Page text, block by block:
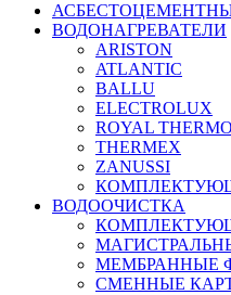
ВОДОНАГРЕВАТЕЛИ
ARISTON
ATLANTIC
BALLU
ELECTROLUX
ROYAL THERMO
THERMEX
ZANUSSI
ВОДООЧИСТКА
МЕМБРАННЫЕ
СМЕННЫЕ